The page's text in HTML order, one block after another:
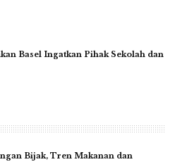
Basel Ingatkan Pihak Sekolah dan
Bijak, Tren Makanan dan